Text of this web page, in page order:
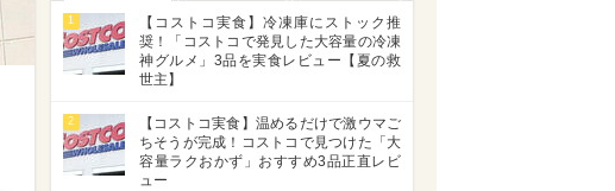
1
【コストコ実食】冷凍庫にストック推
奨！「コストコで発見した大容量の冷凍
神グルメ」3品を実食レビュー【夏の救
世主】
2
【コストコ実食】温めるだけで激ウマご
ちそうが完成！コストコで見つけた「大
容量ラクおかず」おすすめ3品正直レビ
ュー